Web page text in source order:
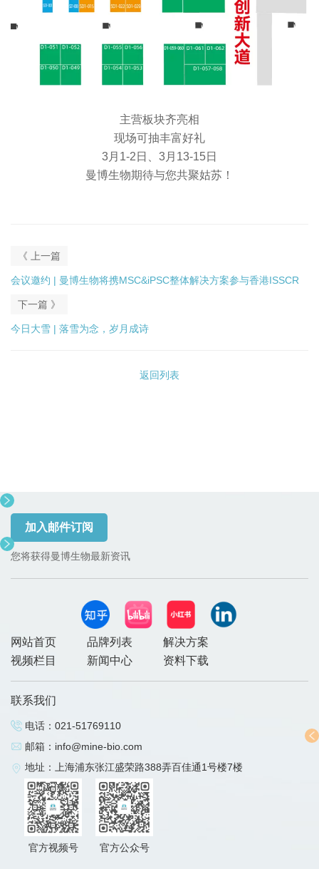
主营板块齐亮相
现场可抽丰富好礼
3月1-2日、3月13-15日
曼博生物期待与您共聚姑苏！
《 上一篇
会议邀约 | 曼博生物将携MSC&iPSC整体解决方案参与香港ISSCR
返回列表
下一篇 》
今日大雪 | 落雪为念，岁月成诗
加入邮件订阅
您将获得曼博生物最新资讯
网站首页 品牌列表
解决方案
视频栏目
新闻中心 资料下载
联系我们
电话： 021-51769110
邮箱： info@mine-bio.com
地址：上海浦东张江盛荣路388弄百佳通1号楼7楼
官方视频号 官方公众号